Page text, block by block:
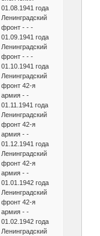
01.08.1941 года
Ленинградский
фронт - - -
01.09.1941 года
Ленинградский
фронт - - -
01.10.1941 года
Ленинградский
фронт 42-я
армия - -
01.11.1941 года
Ленинградский
фронт 42-я
армия - -
01.12.1941 года
Ленинградский
фронт 42-я
армия - -
01.01.1942 года
Ленинградский
фронт 42-я
армия - -
01.02.1942 года
Ленинградский